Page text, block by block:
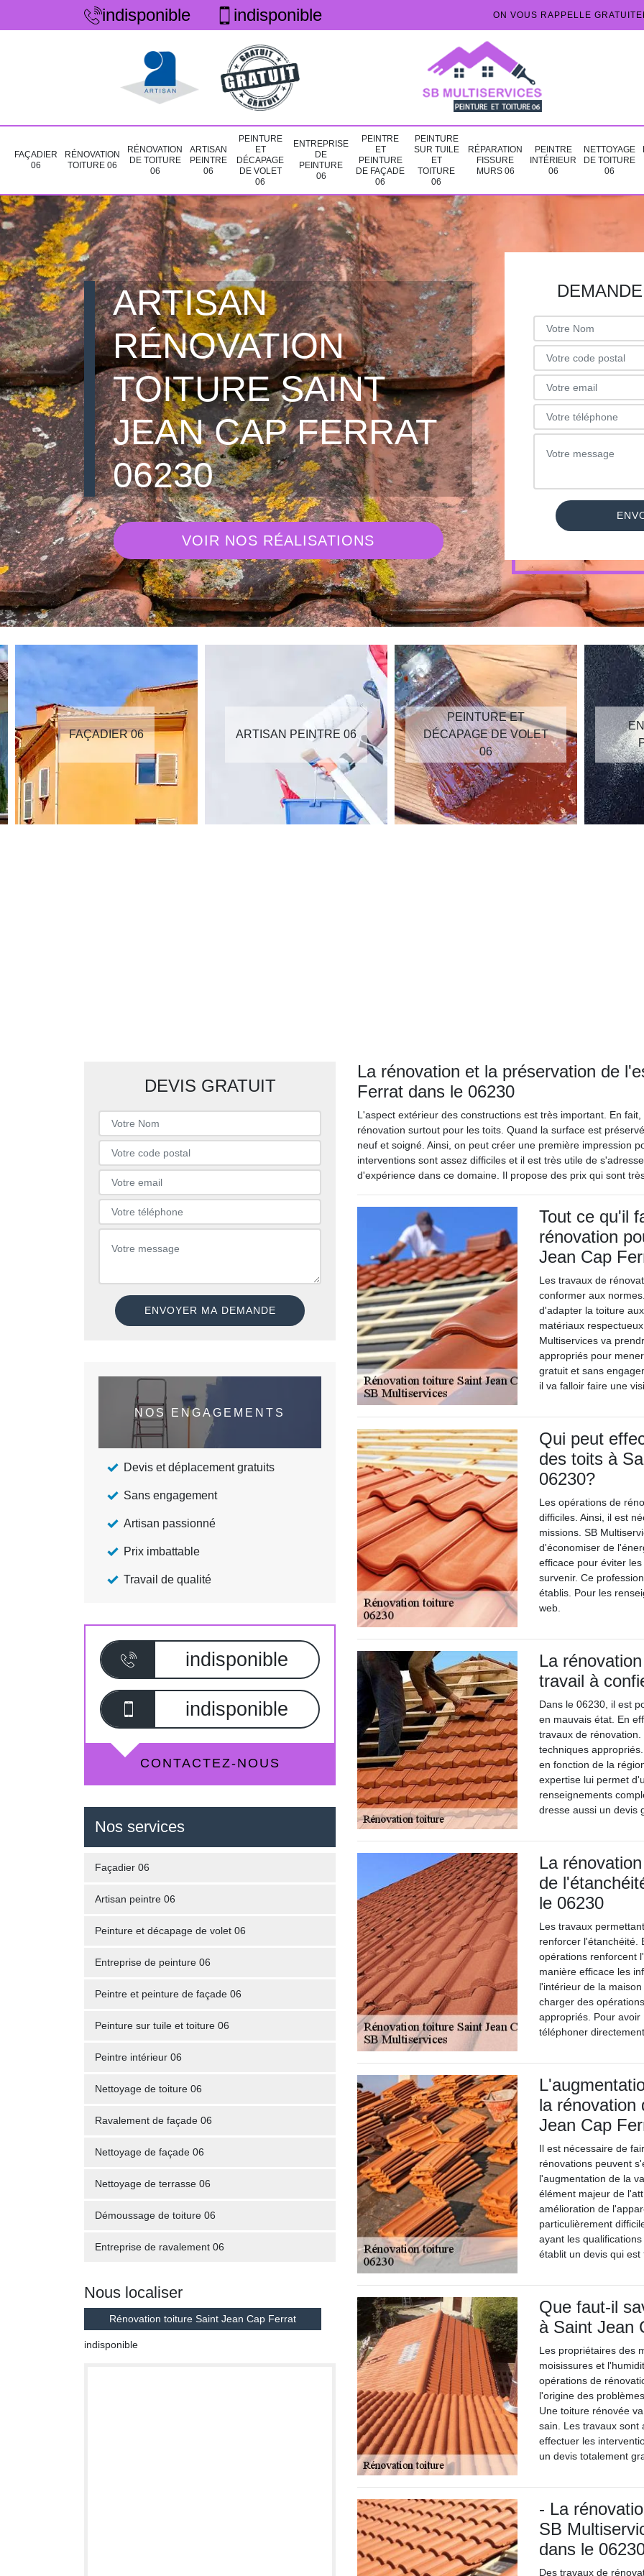
indisponible indisponible ON VOUS RAPPELLE
FAÇADIER
06
RÉNOVATION
TOITURE 06
RÉNOVATION
DE TOITURE
06
ARTISAN
PEINTRE
06
PEINTURE
ET
DÉCAPAGE
DE VOLET
06
ENTREPRISE
DE
PEINTURE
06
PEINTRE
ET
PEINTURE
DE FAÇADE
06
PEINTURE
SUR TUILE
ET
TOITURE
06
RÉPARATION
FISSURE
MURS 06
PEINTRE
INTÉRIEUR
06
NETTOYAGE
DE TOITURE
06
ARTISAN
RÉNOVATION
TOITURE SAINT
JEAN CAP FERRAT
06230
VOIR NOS RÉALISATIONS
FAÇADIER 06 ARTISAN PEINTRE 06
PEINTURE ET
DÉCAPAGE DE VOLET
06
DEVIS GRATUIT
NOS ENGAGEMENTS
Devis et déplacement gratuits
Sans engagement
Artisan passionné
Prix imbattable
Travail de qualité
indisponible
indisponible
CONTACTEZ-NOUS
Nos services
Façadier 06
Artisan peintre 06
Peinture et décapage de volet 06
Entreprise de peinture 06
Peintre et peinture de façade 06
Peinture sur tuile et toiture 06
Peintre intérieur 06
Nettoyage de toiture 06
Ravalement de façade 06
Nettoyage de façade 06
Nettoyage de terrasse 06
Démoussage de toiture 06
Entreprise de ravalement 06
Nous localiser
Rénovation toiture Saint Jean Cap Ferrat
indisponible
La rénovation et la préservation de
Ferrat dans le 06230
L'aspect extérieur des constructions est très important. En
rénovation surtout pour les toits. Quand la surface est
neuf et soigné. Ainsi, on peut créer une première impression
interventions sont assez difficiles et il est très utile de
d'expérience dans ce domaine. Il propose des prix qui sont
Tout ce qu'il
rénovation
Jean Cap
Les travaux de
conformer aux
d'adapter la toiture
matériaux
Multiservices va
appropriés pour
gratuit et sans
il va falloir faire une
Qui peut
des toits à
06230?
Les opérations de
difficiles. Ainsi, il est
missions. SB
d'économiser de
efficace pour éviter
survenir. Ce
établis. Pour les
web.
La
travail à
Dans le 06230, il est
en mauvais état. En
travaux de
techniques
en fonction de la
expertise lui permet
renseignements
dresse aussi un devis
La
de
le 06230
Les travaux
renforcer l'étanchéité.
opérations renforcent
manière efficace les
l'intérieur de la
charger des
appropriés. Pour
téléphoner directement.
la rénovation
Jean Cap
Il est nécessaire de
rénovations peuvent
l'augmentation de la
élément majeur de
amélioration de
particulièrement
ayant les
établit un devis qui
Que faut-il
à Saint Jean
Les propriétaires des
moisissures et
opérations de
l'origine des
Une toiture rénovée
sain. Les travaux sont
effectuer les
un devis totalement
- La
SB
dans le
Des travaux de